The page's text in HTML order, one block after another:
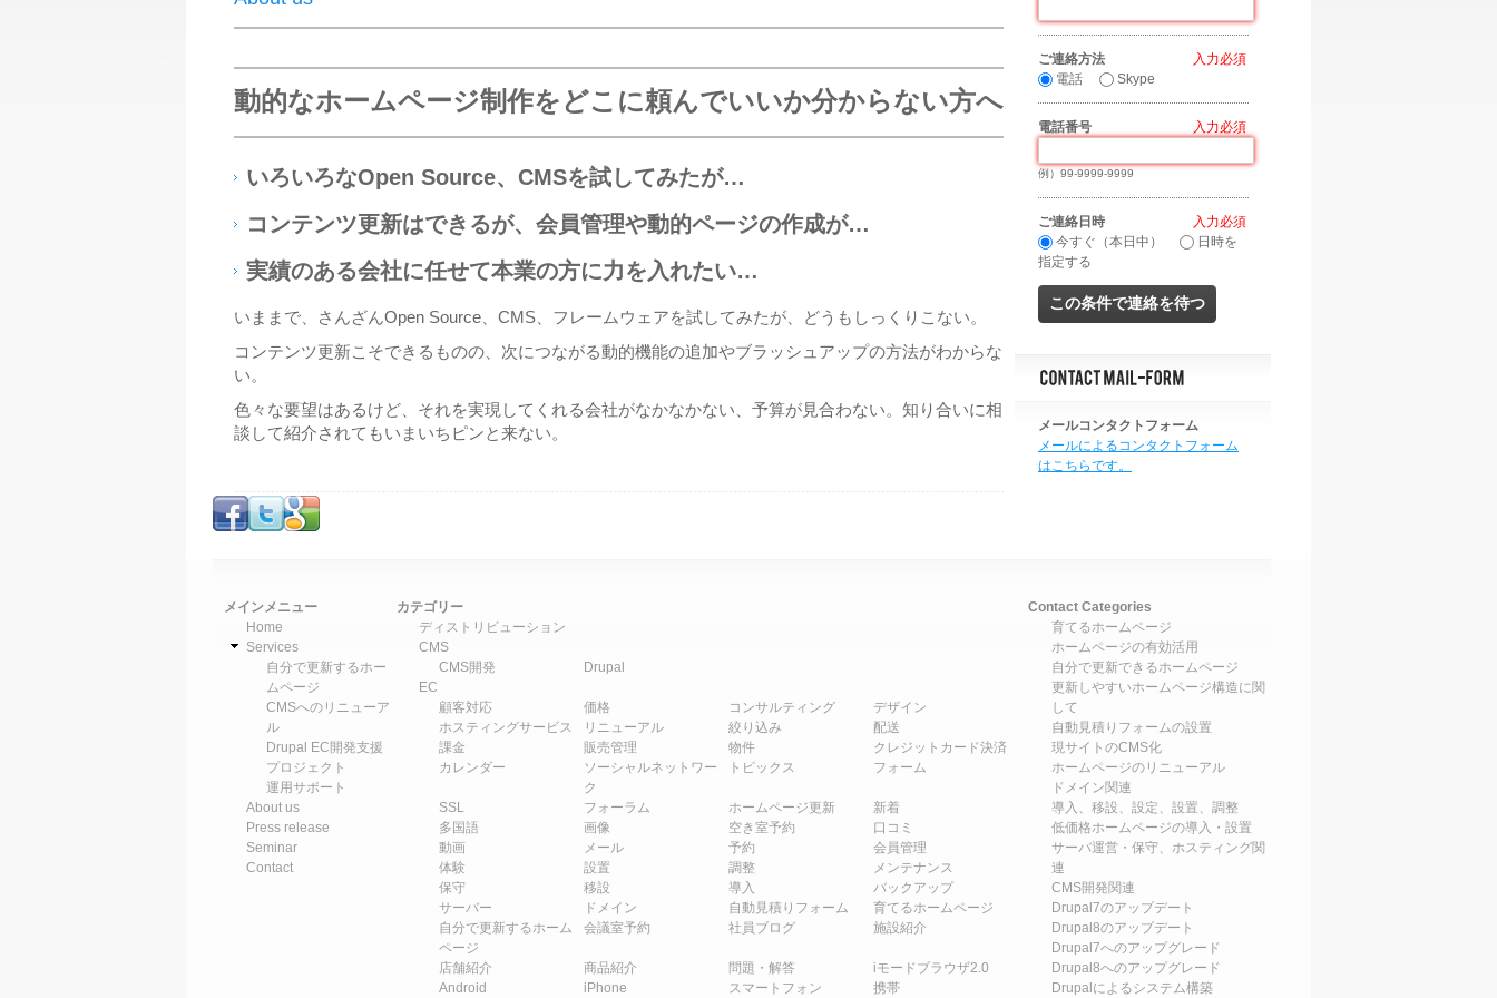
ご連絡方法
電話
Skype
電話番号
例）99-9999-9999
ご連絡日時
今すぐ（本日中）
日時を
指定する
メールコンタクトフォーム
メールによるコンタクトフォーム
はこちらです。
動的なホームページ制作をどこに頼んでいいか分からない方へ
いろいろなOpen Source、CMSを試してみたが…
コンテンツ更新はできるが、会員管理や動的ページの作成が…
実績のある会社に任せて本業の方に力を入れたい…
いままで、さんざんOpen Source、CMS、フレームウェアを試してみたが、どうもしっくりこない。
コンテンツ更新こそできるものの、次につながる動的機能の追加やブラッシュアップの方法がわからな
い。
色々な要望はあるけど、それを実現してくれる会社がなかなかない、予算が見合わない。知り合いに相
談して紹介されてもいまいちピンと来ない。
メインメニュー
Home
Services
自分で更新するホー
ムページ
CMSへのリニューア
ル
Drupal EC開発支援
プロジェクト
運用サポート
About us
Press release
Seminar
Contact
カテゴリー
ディストリビューション
CMS
CMS開発
Drupal
EC
顧客対応
価格 コンサルティング
デザイン
ホスティングサービス
リニューアル 絞り込み
配送
課金
販売管理 物件
クレジットカード決済
カレンダー
ソーシャルネットワー
ク
トピックス フォーム
SSL フォーラム ホームページ更新
新着
多国語
画像 空き室予約
口コミ
動画
メール 予約
会員管理
体験
設置 調整
メンテナンス
保守
移設 導入
バックアップ
サーバー
ドメイン 自動見積りフォーム
育てるホームページ
自分で更新するホーム
ページ
会議室予約 社員ブログ 施設紹介
店舗紹介 商品紹介 問題・解答
iモードブラウザ2.0
Android
iPhone スマートフォン 携帯
Contact Categories
育てるホームページ
ホームページの有効活用
自分で更新できるホームページ
更新しやすいホームページ構造に関
して
自動見積りフォームの設置
現サイトのCMS化
ホームページのリニューアル
ドメイン関連
導入、移設、設定、設置、調整
低価格ホームページの導入・設置
サーバ運営・保守、ホスティング関
連
CMS開発関連
Drupal7のアップデート
Drupal8のアップデート
Drupal7へのアップグレード
Drupal8へのアップグレード
Drupalによるシステム構築